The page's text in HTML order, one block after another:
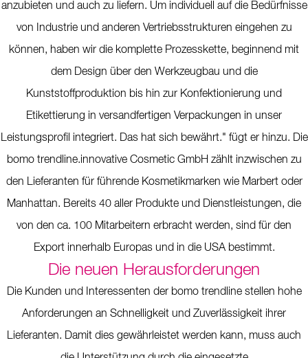
anzubieten und auch zu liefern. Um individuell auf die Bedürfnisse
von Industrie und anderen Vertriebsstrukturen eingehen zu
können, haben wir die komplette Prozesskette, beginnend mit
dem Design über den Werkzeugbau und die
Kunststoffproduktion bis hin zur Konfektionierung und
Etikettierung in versandfertigen Verpackungen in unser
Leistungsprofil integriert. Das hat sich bewährt." fügt er hinzu. Die
bomo trendline.innovative Cosmetic GmbH zählt inzwischen zu
den Lieferanten für führende Kosmetikmarken wie Marbert oder
Manhattan. Bereits 40 aller Produkte und Dienstleistungen, die
von den ca. 100 Mitarbeitern erbracht werden, sind für den
Export innerhalb Europas und in die USA bestimmt.
Die neuen Herausforderungen
Die Kunden und Interessenten der bomo trendline stellen hohe
Anforderungen an Schnelligkeit und Zuverlässigkeit ihrer
Lieferanten. Damit dies gewährleistet werden kann, muss auch